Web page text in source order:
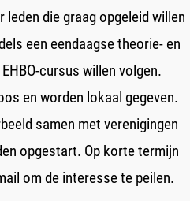
leden die graag opgeleid willen
een eendaagse theorie- en
cursus willen volgen.
en worden lokaal gegeven.
samen met verenigingen
opgestart. Op korte termijn
om de interesse te peilen.